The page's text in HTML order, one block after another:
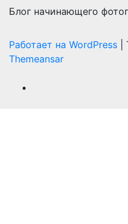
Блог начинающего
Работает на WordPress
Themeansar